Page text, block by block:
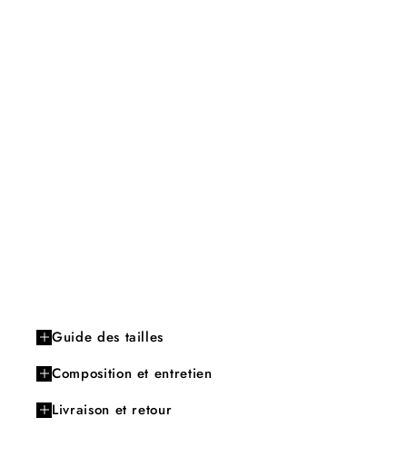
Guide des tailles
Composition et entretien
Livraison et retour